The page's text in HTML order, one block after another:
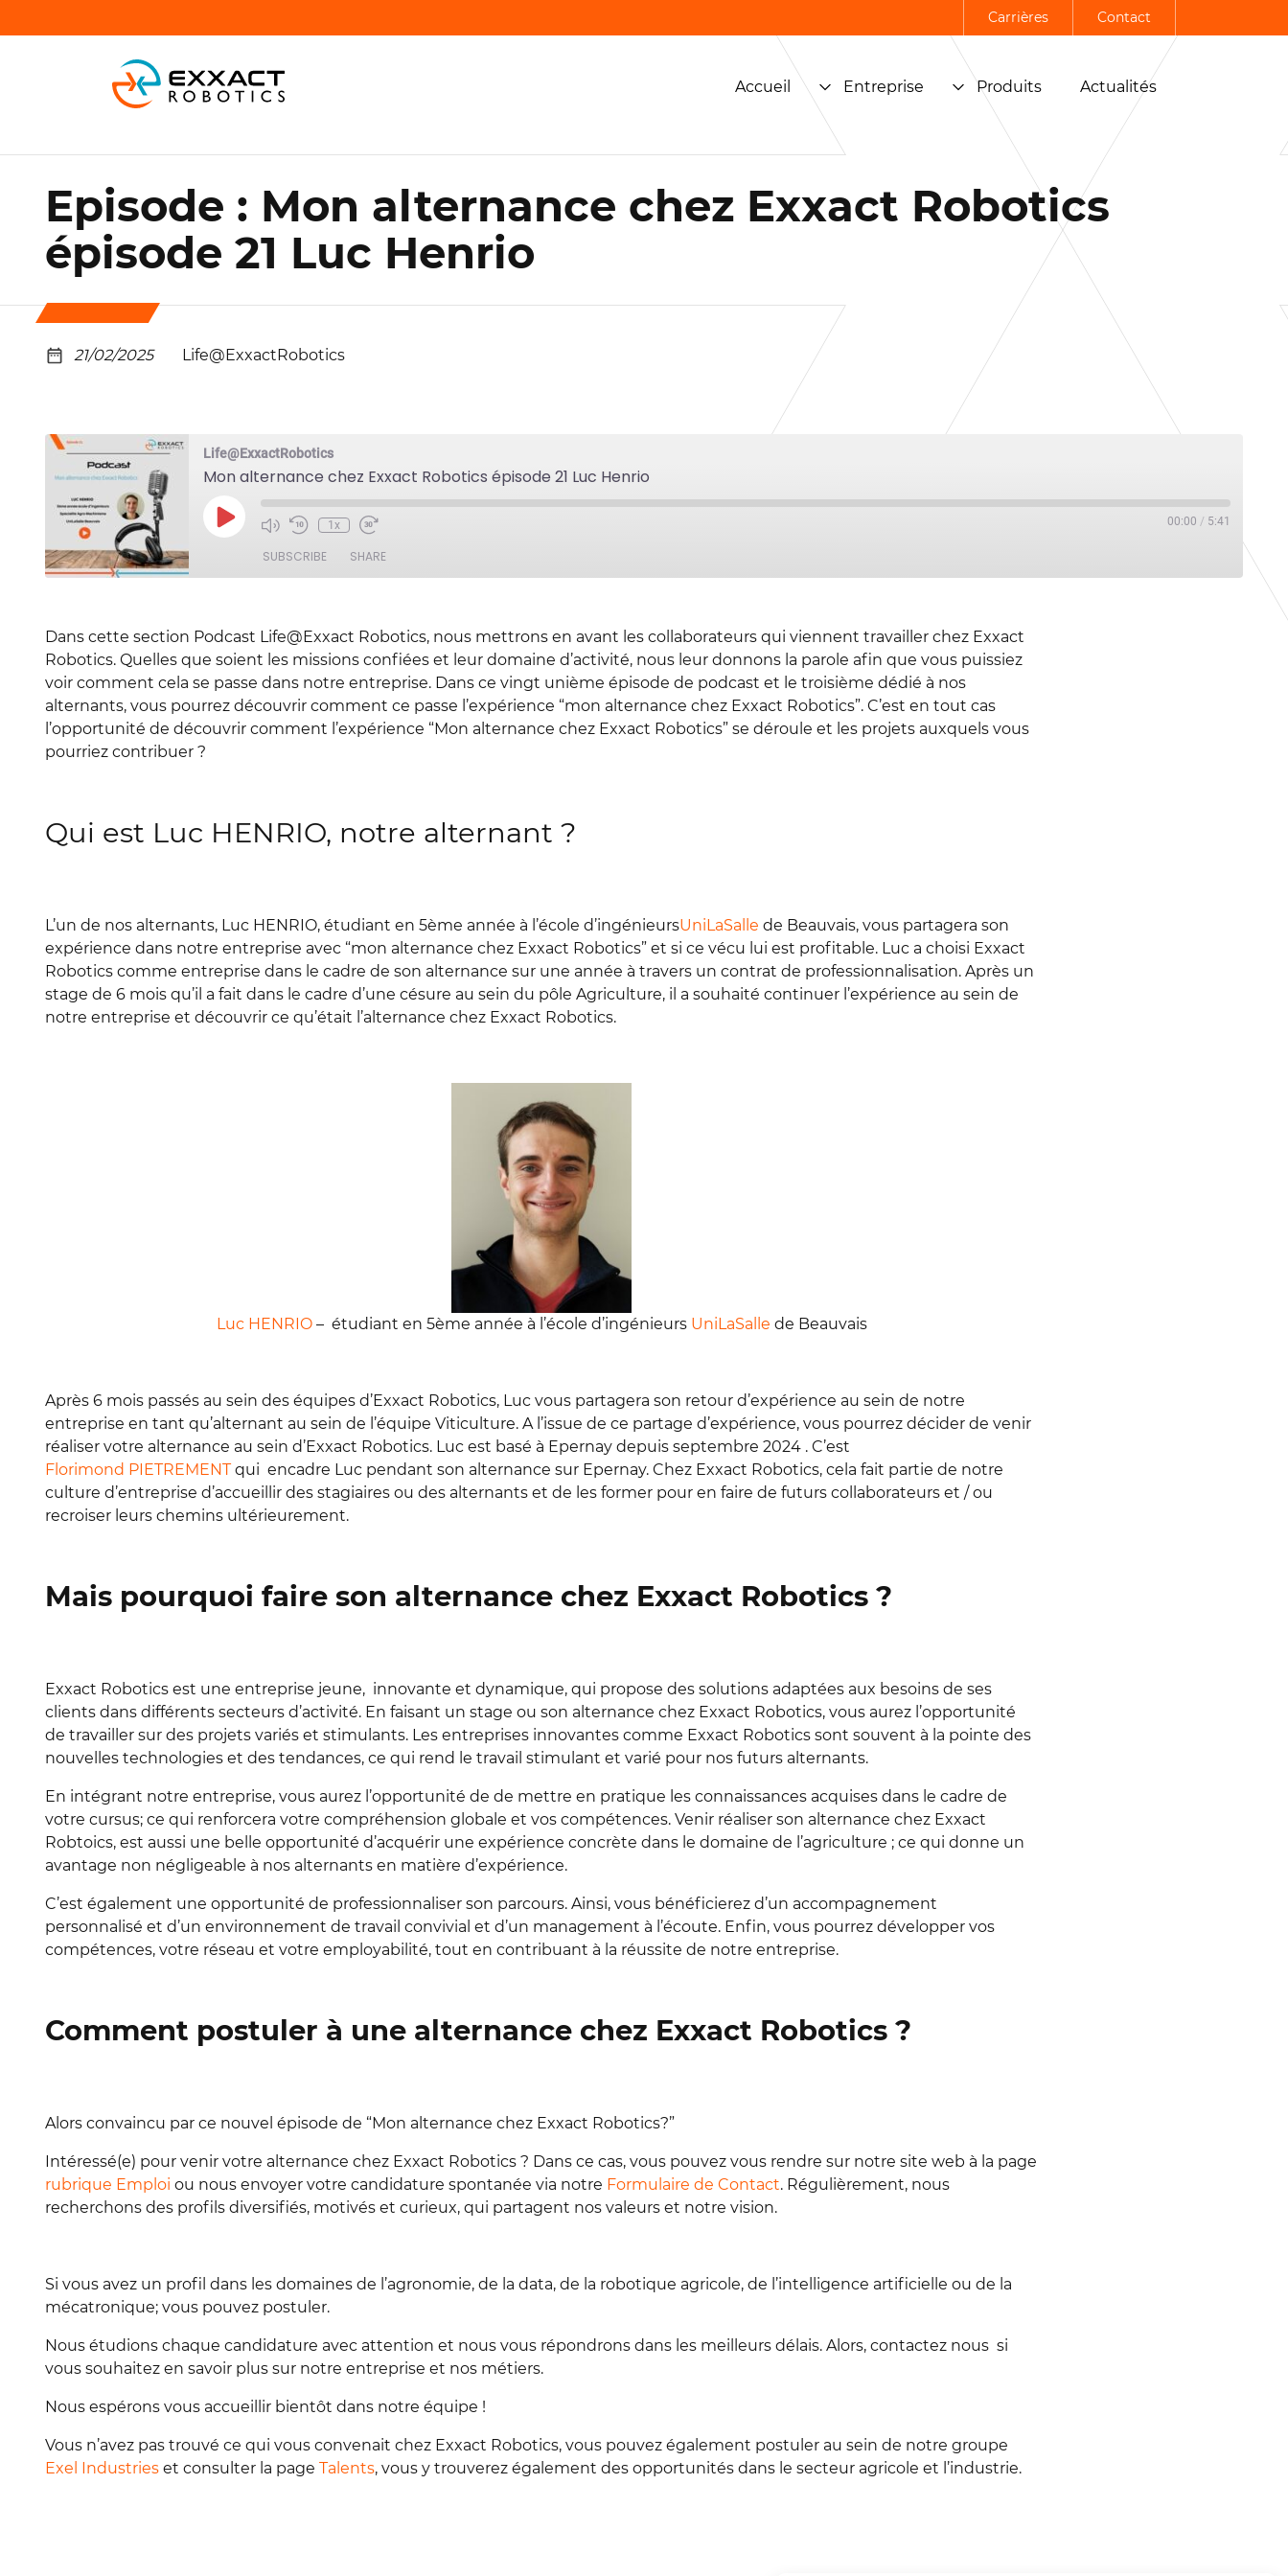
Carrières Contact
Accueil Entreprise Produits Actualités
Episode : Mon alternance chez Exxact Robotics
épisode 21 Luc Henrio
21/02/2025 Life@ExxactRobotics
Life@ExxactRobotics
Mon alternance chez Exxact Robotics épisode 21 Luc Henrio
Play
Episode
1x 00:00 / 5:41
SUBSCRIBE SHARE
RSS FEED
LINK
Dans cette section Podcast Life@Exxact Robotics, nous mettrons en avant les collaborateurs qui viennent travailler chez Exxact
Robotics. Quelles que soient les missions confiées et leur domaine d’activité, nous leur donnons la parole afin que vous puissiez
voir comment cela se passe dans notre entreprise. Dans ce vingt unième épisode de podcast et le troisième dédié à nos
alternants, vous pourrez découvrir comment ce passe l’expérience “mon alternance chez Exxact Robotics”. C’est en tout cas
l’opportunité de découvrir comment l’expérience “Mon alternance chez Exxact Robotics” se déroule et les projets auxquels vous
pourriez contribuer ?
Qui est Luc HENRIO, notre alternant ?
L’un de nos alternants, Luc HENRIO, étudiant en 5ème année à l’école d’ingénieursUniLaSalle de Beauvais, vous partagera son
expérience dans notre entreprise avec “mon alternance chez Exxact Robotics” et si ce vécu lui est profitable. Luc a choisi Exxact
Robotics comme entreprise dans le cadre de son alternance sur une année à travers un contrat de professionnalisation. Après un
stage de 6 mois qu’il a fait dans le cadre d’une césure au sein du pôle Agriculture, il a souhaité continuer l’expérience au sein de
notre entreprise et découvrir ce qu’était l’alternance chez Exxact Robotics.
Luc HENRIO– étudiant en 5ème année à l’école d’ingénieurs UniLaSalle de Beauvais
Après 6 mois passés au sein des équipes d’Exxact Robotics, Luc vous partagera son retour d’expérience au sein de notre
entreprise en tant qu’alternant au sein de l’équipe Viticulture. A l’issue de ce partage d’expérience, vous pourrez décider de venir
réaliser votre alternance au sein d’Exxact Robotics. Luc est basé à Epernay depuis septembre 2024 . C’est
Florimond PIETREMENTqui encadre Luc pendant son alternance sur Epernay. Chez Exxact Robotics, cela fait partie de notre
culture d’entreprise d’accueillir des stagiaires ou des alternants et de les former pour en faire de futurs collaborateurs et / ou
recroiser leurs chemins ultérieurement.
Mais pourquoi faire son alternance chez Exxact Robotics ?
Exxact Robotics est une entreprise jeune, innovante et dynamique, qui propose des solutions adaptées aux besoins de ses
clients dans différents secteurs d’activité. En faisant un stage ou son alternance chez Exxact Robotics, vous aurez l’opportunité
de travailler sur des projets variés et stimulants. Les entreprises innovantes comme Exxact Robotics sont souvent à la pointe des
nouvelles technologies et des tendances, ce qui rend le travail stimulant et varié pour nos futurs alternants.
En intégrant notre entreprise, vous aurez l’opportunité de de mettre en pratique les connaissances acquises dans le cadre de
votre cursus; ce qui renforcera votre compréhension globale et vos compétences. Venir réaliser son alternance chez Exxact
Robtoics, est aussi une belle opportunité d’acquérir une expérience concrète dans le domaine de l’agriculture ; ce qui donne un
avantage non négligeable à nos alternants en matière d’expérience.
C’est également une opportunité de professionnaliser son parcours. Ainsi, vous bénéficierez d’un accompagnement
personnalisé et d’un environnement de travail convivial et d’un management à l’écoute. Enfin, vous pourrez développer vos
compétences, votre réseau et votre employabilité, tout en contribuant à la réussite de notre entreprise.
Comment postuler à une alternance chez Exxact Robotics ?
Alors convaincu par ce nouvel épisode de “Mon alternance chez Exxact Robotics?”
Intéressé(e) pour venir votre alternance chez Exxact Robotics ? Dans ce cas, vous pouvez vous rendre sur notre site web à la page
rubrique Emploi ou nous envoyer votre candidature spontanée via notre Formulaire de Contact. Régulièrement, nous
recherchons des profils diversifiés, motivés et curieux, qui partagent nos valeurs et notre vision.
Si vous avez un profil dans les domaines de l’agronomie, de la data, de la robotique agricole, de l’intelligence artificielle ou de la
mécatronique; vous pouvez postuler.
Nous étudions chaque candidature avec attention et nous vous répondrons dans les meilleurs délais. Alors, contactez nous si
vous souhaitez en savoir plus sur notre entreprise et nos métiers.
Nous espérons vous accueillir bientôt dans notre équipe !
Vous n’avez pas trouvé ce qui vous convenait chez Exxact Robotics, vous pouvez également postuler au sein de notre groupe
Exel Industries et consulter la page Talents, vous y trouverez également des opportunités dans le secteur agricole et l’industrie.